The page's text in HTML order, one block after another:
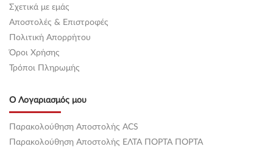
Σχετικά με εμάς
Αποστολές & Επιστροφές
Πολιτική Απορρήτου
Όροι Χρήσης
Τρόποι Πληρωμής
Ο Λογαριασμός μου
Παρακολούθηση Αποστολής ACS
Παρακολούθηση Αποστολής ΕΛΤΑ ΠΟΡΤΑ ΠΟΡΤΑ